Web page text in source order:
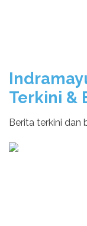
Terkini &
Berita terkini dan